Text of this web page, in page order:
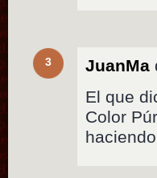
3 JuanMa
El que
Color